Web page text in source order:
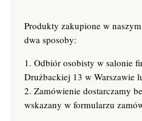
Produkty zakupione w
dwa sposoby:
1. Odbiór osobisty w salonie
Drużbackiej 13 w Warszawie
2. Zamówienie dostarczamy
wskazany w formularzu